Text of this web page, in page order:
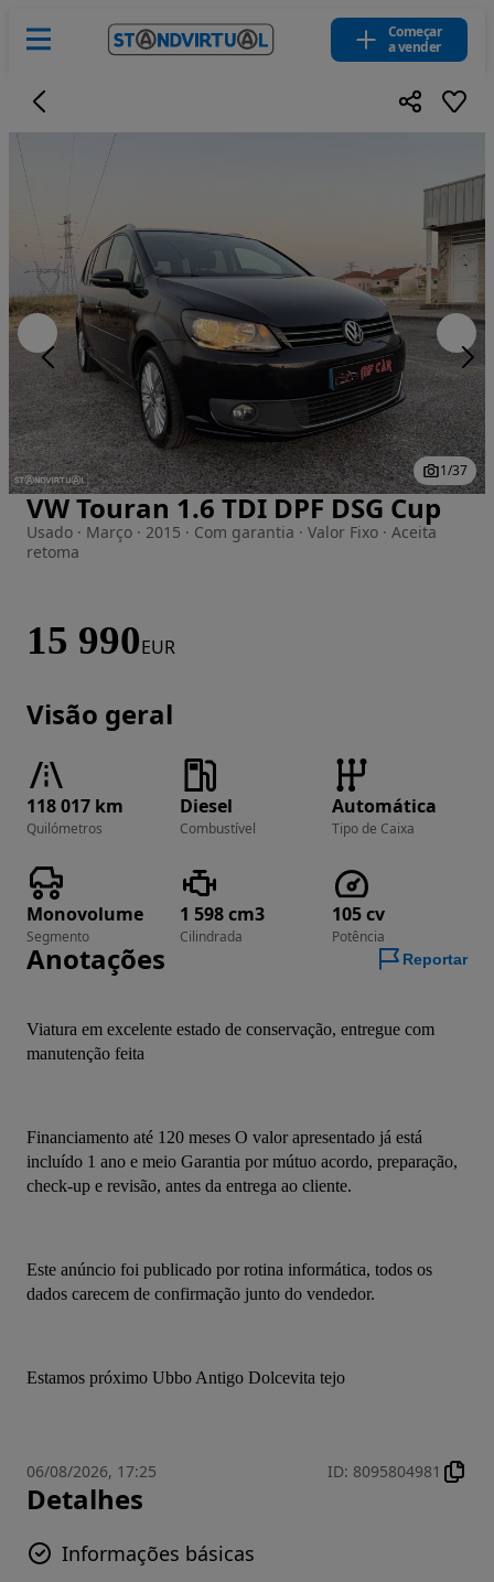
Começar
a vender
Imagem 1 de 37
1/37
VW Touran 1.6 TDI DPF DSG Cup
Usado · Março · 2015 · Com garantia · Valor Fixo · Aceita
retoma
15 990EUR
Visão geral
118 017 km
Quilómetros
Diesel
Combustível
Automática
Tipo de Caixa
Monovolume
Segmento
1 598 cm3
Cilindrada
105 cv
Potência
Anotações Reportar
Viatura em excelente estado de conservação, entregue com
manutenção feita
Financiamento até 120 meses O valor apresentado já está
incluído 1 ano e meio Garantia por mútuo acordo, preparação,
check-up e revisão, antes da entrega ao cliente.
Este anúncio foi publicado por rotina informática, todos os
dados carecem de confirmação junto do vendedor.
Estamos próximo Ubbo Antigo Dolcevita tejo
06/08/2026, 17:25 ID: 8095804981
Detalhes
Informações básicas